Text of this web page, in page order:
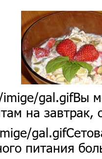
Вы
на завтрак,
питания